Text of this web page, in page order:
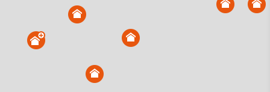
Overvåk og varsle om nye salg i området
Dato solgt er tinglyst dato. 1881 publiserer fortløpende mottatte data etter
Hva er salgspris og verdiestimat?